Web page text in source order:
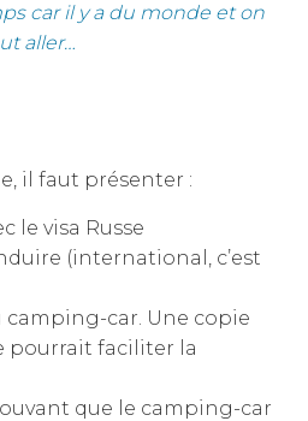
car il y a du monde et on
aller…
il faut présenter :
le visa Russe
(international, c’est
camping-car. Une copie
pourrait faciliter la
que le camping-car